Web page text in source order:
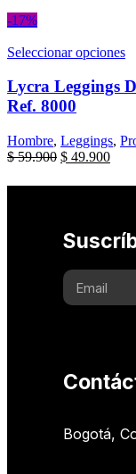
-17%
Seleccionar opciones
Lycra Leggings
Ref. 8000
Hombre, Leggings,
$59.900 $ 49.900
Bogotá,